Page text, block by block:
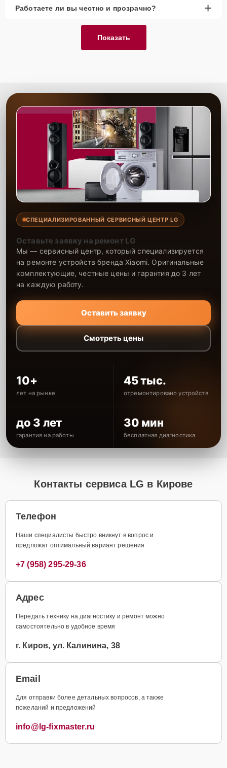
документально.
гарантию на все виды ремонта и запчасти, что обеспечивает
долговечность вашего оборудования.
Работаете ли вы честно и прозрачно? +
Показать
СПЕЦИАЛИЗИРОВАННЫЙ СЕРВИСНЫЙ ЦЕНТР LG
Оставьте заявку на ремонт LG
Мы — сервисный центр, который специализируется
на ремонте устройств бренда Xiaomi. Оригинальные
комплектующие, честные цены и гарантия до 3 лет
на каждую работу.
Оставить заявку
Смотреть цены
10+
лет на рынке
45 тыс.
отремонтировано устройств
до 3 лет
гарантия на работы
30 мин
бесплатная диагностика
Контакты сервиса LG в Кирове
Телефон
Наши специалисты быстро вникнут в вопрос и
предложат оптимальный вариант решения
+7 (958) 295-29-36
Адрес
Передать технику на диагностику и ремонт можно
самостоятельно в удобное время
г. Киров, ул. Калинина, 38
Email
Для отправки более детальных вопросов, а также
пожеланий и предложений
info@lg-fixmaster.ru